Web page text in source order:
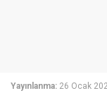
Yayınlanma: 26 Ocak